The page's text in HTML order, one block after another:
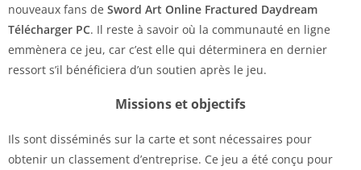
nouveaux fans de Sword Art Online Fractured Daydream
Télécharger PC. Il reste à savoir où la communauté en ligne
emmènera ce jeu, car c’est elle qui déterminera en dernier
ressort s’il bénéficiera d’un soutien après le jeu.
Missions et objectifs
Ils sont disséminés sur la carte et sont nécessaires pour
obtenir un classement d’entreprise. Ce jeu a été conçu pour